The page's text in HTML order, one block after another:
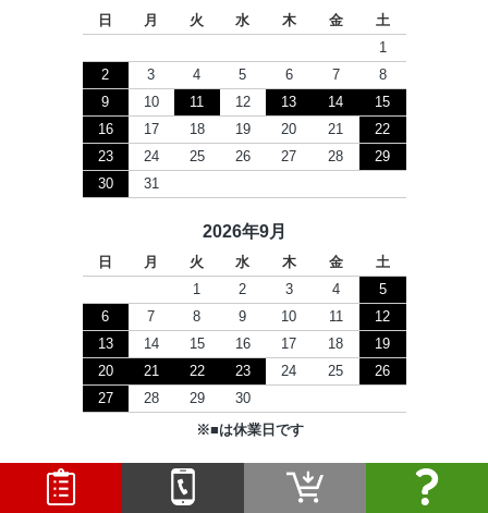
日 月 火 水 木 金
土
1
2
3 4 5 6 7
8
9
10 11 12 13 14
15
16
17 18 19 20 21
22
23
24 25 26 27 28
29
30
31
2026年9月
日 月 火 水 木 金
土
1
2 3 4
5
6
7 8 9 10 11
12
13
14 15 16 17 18
19
20
21 22 23 24 25
26
27
28 29 30
※■は休業日です
Copyright © 2026 セツビコム All Rights Reserved.